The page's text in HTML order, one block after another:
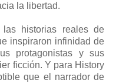
la libertad.
las historias reales de
inspiraron infinidad de
protagonistas y sus
ficción. Y para History
que el narrador de